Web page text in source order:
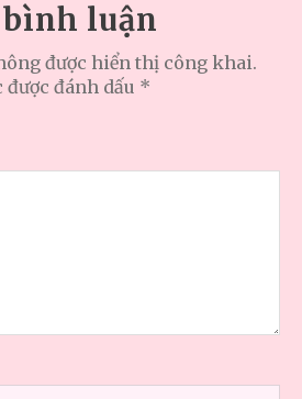
luận
được hiển thị công khai.
được đánh dấu *